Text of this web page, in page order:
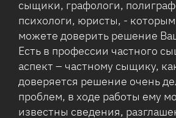
сыщики, графологи,
психологи, юристы, -
можете доверить решение
Есть в профессии частного
аспект – частному сыщику,
доверяется решение очень
проблем, в ходе работы ему
известны сведения,